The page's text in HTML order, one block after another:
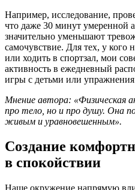
Например, исследование,
что даже 30 минут умеренной
значительно уменьшают
самочувствие. Для тех, у кого
или ходить в спортзал, мои
активность в ежедневный
игры с детьми или
Мнение автора: «Физическая
про тело, но и про душу. Она
живым и уравновешенным».
Создание
в спокойствии